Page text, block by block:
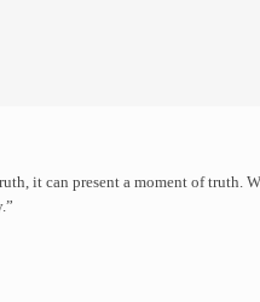
it can present a moment of truth.